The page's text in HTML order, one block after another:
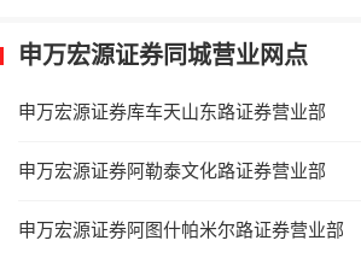
申万宏源证券同城营业网点
申万宏源证券库车天山东路证券营业部
申万宏源证券阿勒泰文化路证券营业部
申万宏源证券阿图什帕米尔路证券营业部